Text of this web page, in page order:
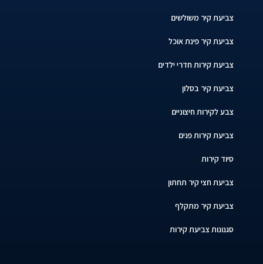
צביעת קיר משולשים
צביעת קיר פינת אוכל
צביעת קירות חדרי ילדים
צביעת קיר בסלון
צבע לקירות חיצוניים
צביעת קירות פנים
סיוד קירות
צביעת חצי קיר תחתון
צביעת קיר מתקלף
סגנונות צביעת קירות